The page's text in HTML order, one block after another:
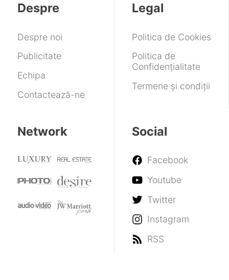
Despre
Despre noi
Publicitate
Echipa
Contactează-ne
Legal
Politica de Cookies
Politica de
Confidențialitate
Termene și condiții
Network Social
Facebook
Youtube
Twitter
Instagram
RSS